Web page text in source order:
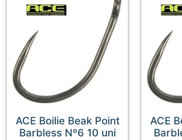
ACE Boilie Beak Point
Barbless Nº6 10 uni
ACE Boilie Beak Point